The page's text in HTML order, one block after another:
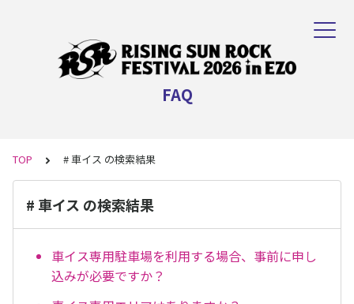
FAQ
TOP # 車イス の検索結果
# 車イス の検索結果
車イス専用駐車場を利用する場合、事前に申し
込みが必要ですか？